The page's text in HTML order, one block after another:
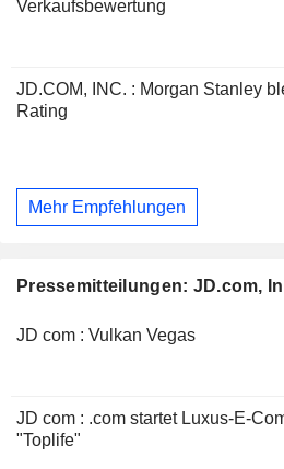
Verkaufsbewertung
JD.COM, INC. : Morgan Stanley
Rating
Mehr Empfehlungen
Pressemitteilungen: JD.com,
JD com : Vulkan Vegas ️
JD com : .com startet Luxus-E-
"Toplife"